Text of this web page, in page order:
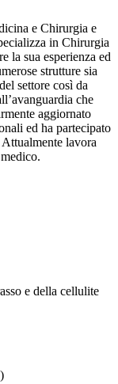
e Chirurgia e
in Chirurgia
la sua esperienza ed
strutture sia
settore così da
che
aggiornato
ed ha partecipato
lavora
e della cellulite